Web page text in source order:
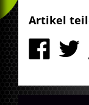
Artikel